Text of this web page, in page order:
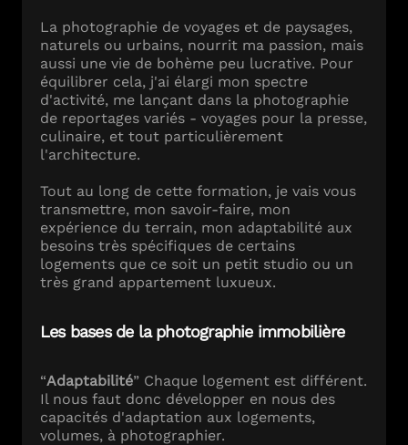
La photographie de voyages et de paysages,
naturels ou urbains, nourrit ma passion, mais
aussi une vie de bohème peu lucrative. Pour
équilibrer cela, j'ai élargi mon spectre
d'activité, me lançant dans la photographie
de reportages variés - voyages pour la presse,
culinaire, et tout particulièrement
l'architecture.
Tout au long de cette formation, je vais vous
transmettre, mon savoir-faire, mon
expérience du terrain, mon adaptabilité aux
besoins très spécifiques de certains
logements que ce soit un petit studio ou un
très grand appartement luxueux.
Les bases de la photographie immobilière
“Adaptabilité” Chaque logement est différent.
Il nous faut donc développer en nous des
capacités d'adaptation aux logements,
volumes, à photographier.